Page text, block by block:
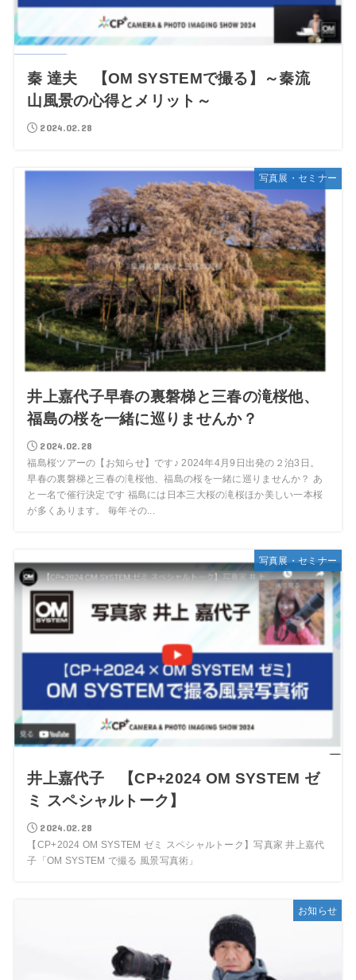
秦 達夫 【OM SYSTEMで撮る】～秦流
山風景の心得とメリット～
2024.02.28
写真展・セミナー
井上嘉代子早春の裏磐梯と三春の滝桜他、
福島の桜を一緒に巡りませんか？
2024.02.28
福島桜ツアーの【お知らせ】です♪ 2024年4月9日出発の２泊3日。
早春の裏磐梯と三春の滝桜他、福島の桜を一緒に巡りませんか？ あ
と一名で催行決定です 福島には日本三大桜の滝桜ほか美しい一本桜
が多くあります。 毎年その...
写真展・セミナー
井上嘉代子 【CP+2024 OM SYSTEM ゼ
ミ スペシャルトーク】
2024.02.28
【CP+2024 OM SYSTEM ゼミ スペシャルトーク】写真家 井上嘉代
子「OM SYSTEM で撮る 風景写真術」
お知らせ